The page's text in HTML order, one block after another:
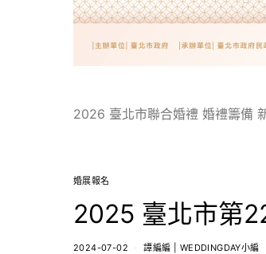
2026 臺北市聯合婚禮 婚禮籌備
婚展報名
2025 臺北市第
2024-07-02 譚編編 | WEDDINGDAY小編